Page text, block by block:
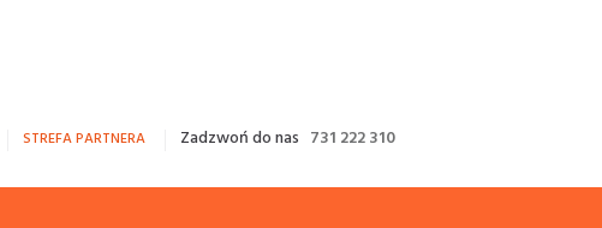
Zadzwoń do nas 731 222 310
STREFA PARTNERA